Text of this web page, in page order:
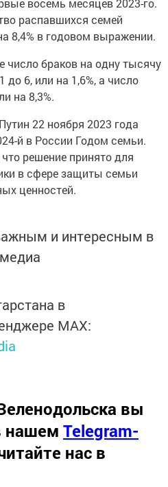
восемь месяцев 2023-го.
распавшихся семей
8,4% в годовом выражении.
число браков на одну тысячу
до 6, или на 1,6%, а число
на 8,3%.
22 ноября 2023 года
й в России Годом семьи.
решение принято для
в сфере защиты семьи
ценностей.
и интересным в
в
MАХ:
вы
нашем Telegram-
нас в